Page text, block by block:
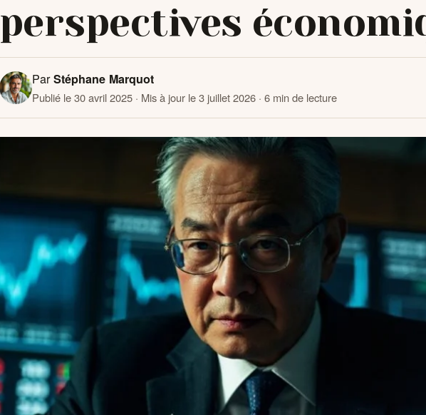
perspectives
ParStéphane Marquot
Publié le 30 avril 2025 · Mis à jour le 3 juillet 2026 · 6 min de lecture